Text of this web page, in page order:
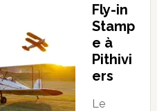
Fly-in
Stamp
e à
Pithivi
ers
Le